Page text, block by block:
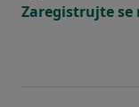
Zaregistrujte se